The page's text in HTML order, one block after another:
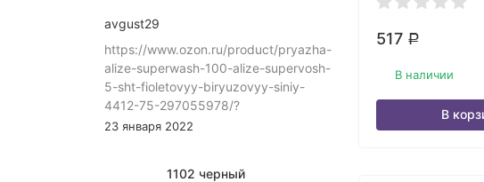
517 Р
В наличии
В
avgust29
https://www.ozon.ru/product/pryazha-
alize-superwash-100-alize-supervosh-
5-sht-fioletovyy-biryuzovyy-siniy-
4412-75-297055978/?
23 января 2022
1102 черный